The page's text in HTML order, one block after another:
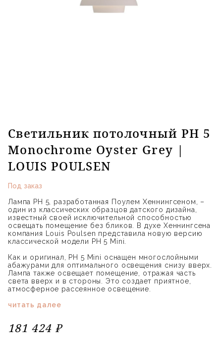
Светильник потолочный PH 5
Monochrome Oyster Grey |
LOUIS POULSEN
Под заказ
Лампа PH 5, разработанная Поулем Хеннингсеном, –
один из классических образцов датского дизайна,
известный своей исключительной способностью
освещать помещение без бликов. В духе Хеннингсена
компания Louis Poulsen представила новую версию
классической модели PH 5 Mini.
Как и оригинал, PH 5 Mini оснащен многослойными
абажурами для оптимального освещения снизу вверх.
Лампа также освещает помещение, отражая часть
света вверх и в стороны. Это создает приятное,
атмосферное рассеянное освещение.
читать далее
181 424 ₽